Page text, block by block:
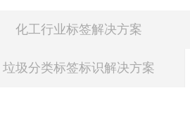
化工行业标签解决方案
垃圾分类标签标识解决方案